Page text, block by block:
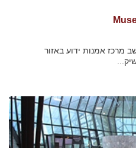
מרכז אמנות ידוע באזור